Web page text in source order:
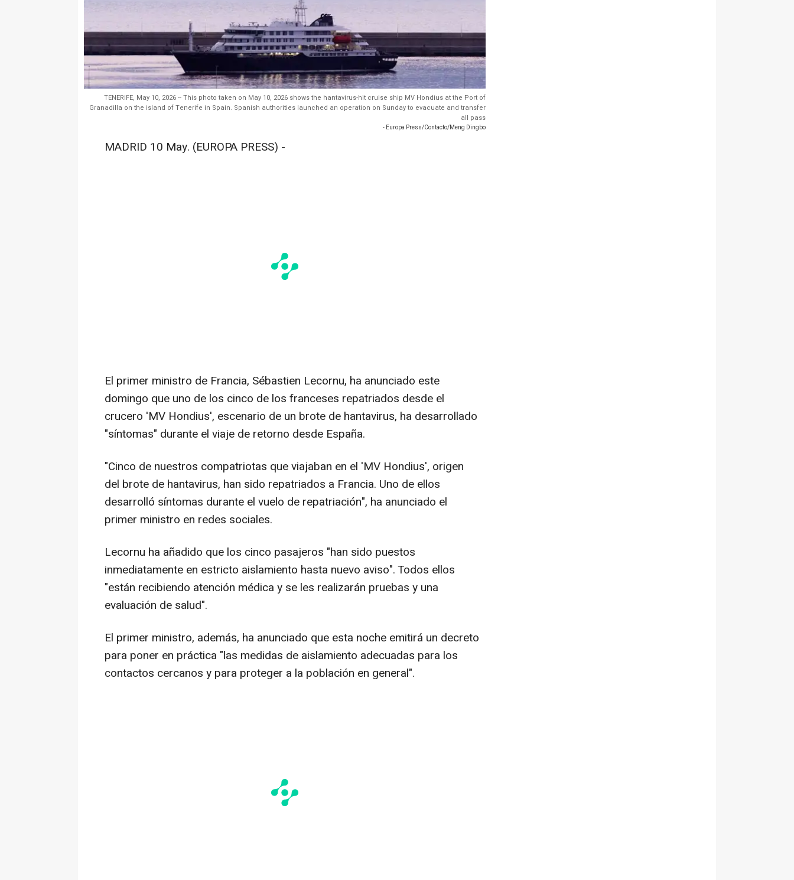
TENERIFE, May 10, 2026 -- This photo taken on May 10, 2026 shows the hantavirus-hit cruise ship MV Hondius at the Port of
Granadilla on the island of Tenerife in Spain. Spanish authorities launched an operation on Sunday to evacuate and transfer
all pass
- Europa Press/Contacto/Meng Dingbo
MADRID 10 May. (EUROPA PRESS) -
El primer ministro de Francia, Sébastien Lecornu, ha anunciado este
domingo que uno de los cinco de los franceses repatriados desde el
crucero 'MV Hondius', escenario de un brote de hantavirus, ha desarrollado
"síntomas" durante el viaje de retorno desde España.
"Cinco de nuestros compatriotas que viajaban en el 'MV Hondius', origen
del brote de hantavirus, han sido repatriados a Francia. Uno de ellos
desarrolló síntomas durante el vuelo de repatriación", ha anunciado el
primer ministro en redes sociales.
Lecornu ha añadido que los cinco pasajeros "han sido puestos
inmediatamente en estricto aislamiento hasta nuevo aviso". Todos ellos
"están recibiendo atención médica y se les realizarán pruebas y una
evaluación de salud".
El primer ministro, además, ha anunciado que esta noche emitirá un decreto
para poner en práctica "las medidas de aislamiento adecuadas para los
contactos cercanos y para proteger a la población en general".